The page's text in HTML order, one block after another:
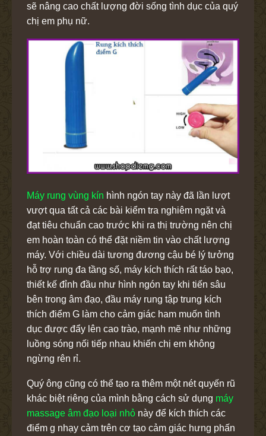
sẽ nâng cao chất lượng đời sống tình dục của quý
chị em phụ nữ.
Máy rung vùng kín hình ngón tay này đã lần lượt
vượt qua tất cả các bài kiểm tra nghiêm ngặt và
đạt tiêu chuẩn cao trước khi ra thị trường nên chị
em hoàn toàn có thể đặt niềm tin vào chất lượng
máy. Với chiều dài tương đương cậu bé lý tưởng
hỗ trợ rung đa tầng số, máy kích thích rất táo bạo,
thiết kế đỉnh đầu như hình ngón tay khi tiến sâu
bên trong âm đạo, đầu máy rung tập trung kích
thích điểm G làm cho cảm giác ham muốn tình
dục được đẩy lên cao trào, mạnh mẽ như những
luồng sóng nối tiếp nhau khiến chị em không
ngừng rên rỉ.
Quý ông cũng có thể tạo ra thêm một nét quyến rũ
khác biệt riêng của mình bằng cách sử dụng máy
massage âm đạo loại nhỏ này để kích thích các
điểm g nhạy cảm trên cơ tạo cảm giác hưng phấn